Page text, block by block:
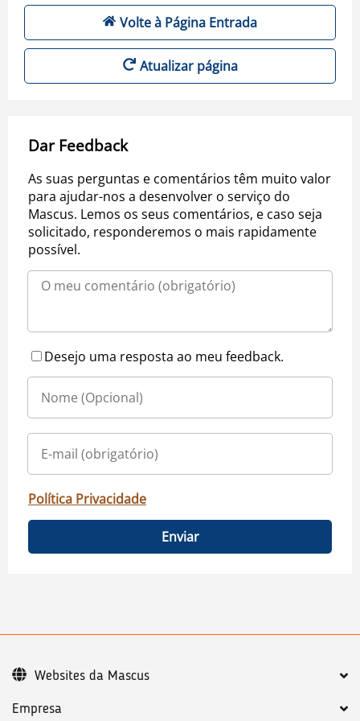
Volte à Página Entrada
Atualizar página
Dar Feedback
As suas perguntas e comentários têm muito valor
para ajudar-nos a desenvolver o serviço do
Mascus. Lemos os seus comentários, e caso seja
solicitado, responderemos o mais rapidamente
possível.
Desejo uma resposta ao meu feedback.
Política Privacidade
Enviar
Empresa
Websites da Mascus